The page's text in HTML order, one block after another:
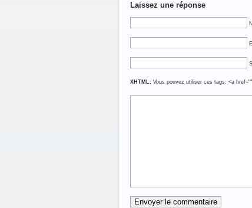
Laissez une réponse
XHTML: Vous pouvez utiliser ces tags: <a